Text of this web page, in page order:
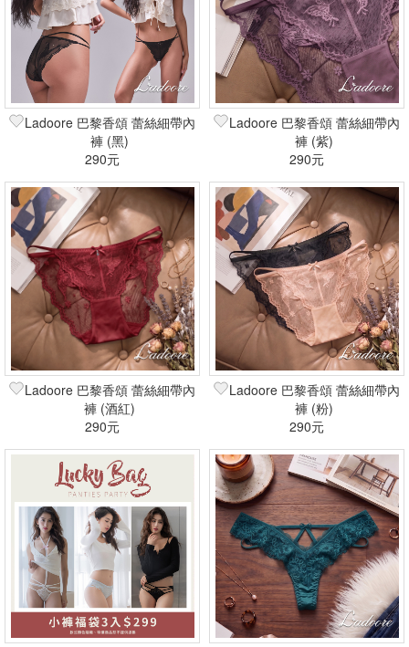
Ladoore 巴黎香頌 蕾絲細帶內
褲 (黑)
290元
Ladoore 巴黎香頌 蕾絲細帶內
褲 (紫)
290元
Ladoore 巴黎香頌 蕾絲細帶內
褲 (酒紅)
290元
Ladoore 巴黎香頌 蕾絲細帶內
褲 (粉)
290元